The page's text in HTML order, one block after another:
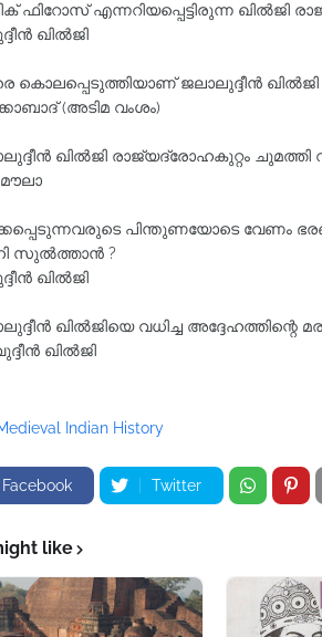
ഫിറോസ്‌ എന്നറിയപ്പെട്ടിരുന്ന ഖിൽജി
ഖിൽജി
കൊലപ്പെടുത്തിയാണ്‌ ജലാലുദ്ദീൻ ഖിൽജി
(അടിമ വംശം)
ഖിൽജി രാജ്യദ്രോഹകുറ്റം ചുമത്തി
മൗലാ
പിന്തുണയോടെ വേണം
സുൽത്താൻ ?
ഖിൽജി
ഖിൽജിയെ വധിച്ച അദ്ദേഹത്തിന്റെ
ഖിൽജി
Indian History
Facebook Twitter
like